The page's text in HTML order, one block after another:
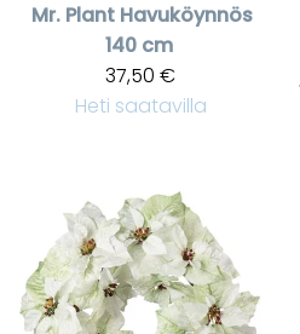
Mr. Plant Havuköynnös
140 cm
37,50 €
Heti saatavilla